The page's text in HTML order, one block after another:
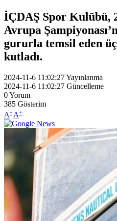
İÇDAŞ Spor Kulübü,
Avrupa
gururla temsil eden
kutladı.
2024-11-6 11:02:27Yayınlanma
2024-11-6 11:02:27 Güncelleme
0Yorum
385 Gösterim
A- A+